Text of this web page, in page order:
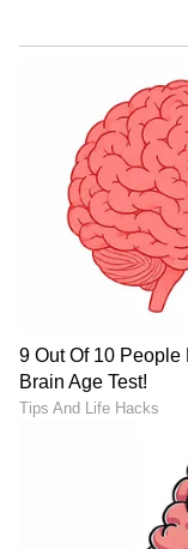
LATEST VIDEOS
ABOUT THE